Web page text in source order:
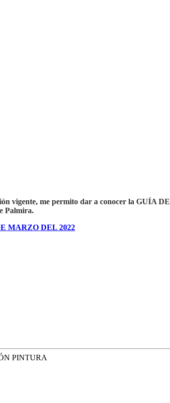
vigente, me permito dar a conocer la GUÍA DE
Palmira.
MARZO DEL 2022
PINTURA